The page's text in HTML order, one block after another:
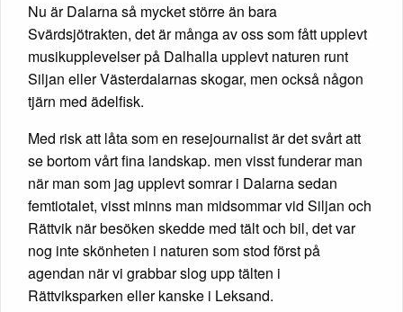
Nu är Dalarna så mycket större än bara
Svärdsjötrakten, det är många av oss som fått upplevt
musikupplevelser på Dalhalla upplevt naturen runt
Siljan eller Västerdalarnas skogar, men också någon
tjärn med ädelfisk.
Med risk att låta som en resejournalist är det svårt att
se bortom vårt fina landskap. men visst funderar man
när man som jag upplevt somrar i Dalarna sedan
femtiotalet, visst minns man midsommar vid Siljan och
Rättvik när besöken skedde med tält och bil, det var
nog inte skönheten i naturen som stod först på
agendan när vi grabbar slog upp tälten i
Rättviksparken eller kanske i Leksand.